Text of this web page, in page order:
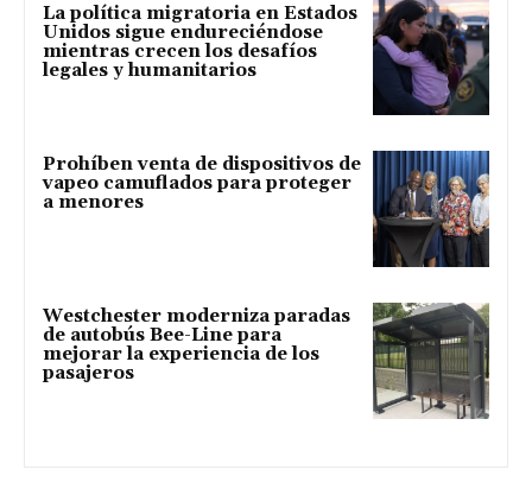
La política migratoria en Estados
Unidos sigue endureciéndose
mientras crecen los desafíos
legales y humanitarios
Prohíben venta de dispositivos de
vapeo camuflados para proteger
a menores
Westchester moderniza paradas
de autobús Bee-Line para
mejorar la experiencia de los
pasajeros